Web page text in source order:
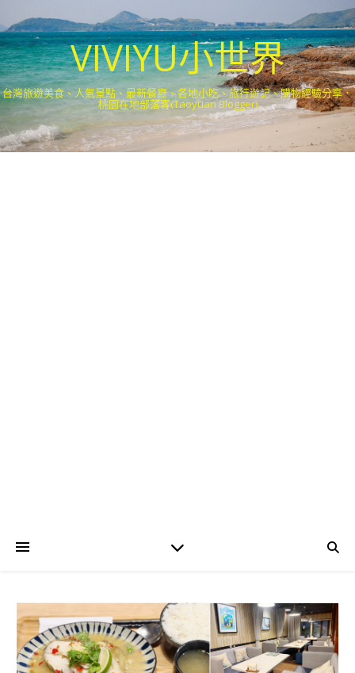
VIVIYU小世界
台灣旅遊美食、人氣景點、最新餐廳、各地小吃、旅行遊記、購物經驗分享．
桃園在地部落客(Taoyuan Blogger)